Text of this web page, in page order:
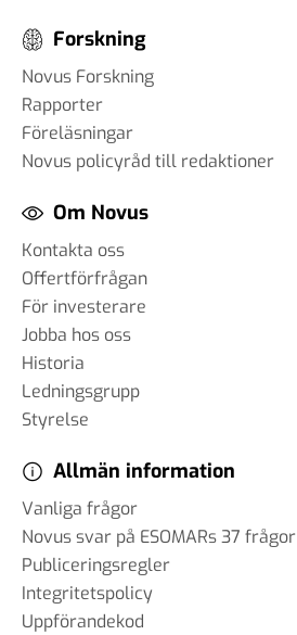
Forskning
Novus Forskning
Rapporter
Föreläsningar
Novus policyråd till redaktioner
Om Novus
Kontakta oss
Offertförfrågan
För investerare
Jobba hos oss
Historia
Ledningsgrupp
Styrelse
Allmän information
Vanliga frågor
Novus svar på ESOMARs 37 frågor
Publiceringsregler
Integritetspolicy
Uppförandekod